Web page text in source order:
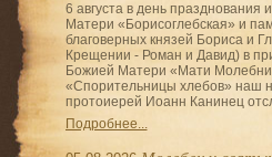
6 августа в день празднования
Матери «Борисоглебская» и
благоверных князей Бориса и
Крещении - Роман и Давид) в
Божией Матери «Мати
«Спорительницы хлебов» наш
протоиерей Иоанн Канинец
Подробнее...